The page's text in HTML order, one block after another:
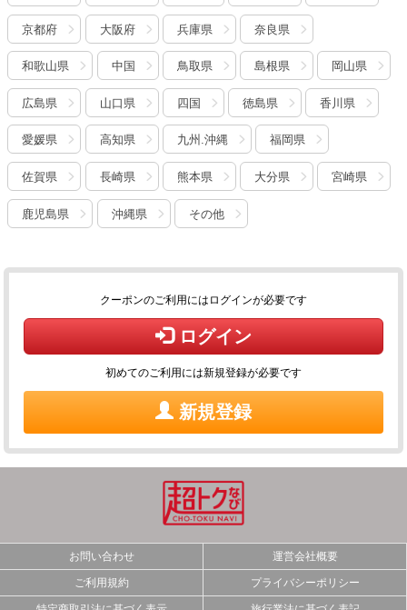
京都府 大阪府 兵庫県 奈良県
和歌山県 中国 鳥取県 島根県 岡山県
広島県 山口県 四国 徳島県 香川県
愛媛県 高知県 九州.沖縄 福岡県
佐賀県 長崎県 熊本県 大分県 宮崎県
鹿児島県 沖縄県 その他
クーポンのご利用にはログインが必要です
ログイン
初めてのご利用には新規登録が必要です
新規登録
お問い合わせ 運営会社概要
ご利用規約 プライバシーポリシー